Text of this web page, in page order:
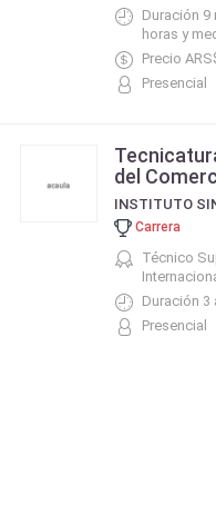
Duración 9
horas y
Precio
Presencial
del
INSTITUTO
Carrera
Técnico
Duración 3
Presencial